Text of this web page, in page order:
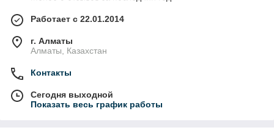
Работает с 22.01.2014
г. Алматы
Алматы, Казахстан
Контакты
Сегодня выходной
Показать весь график работы